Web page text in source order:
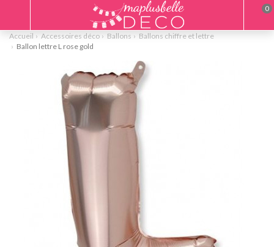
Accueil Accessoires déco Ballons
Ballons chiffre et lettre
Ballon lettre L rose gold
0